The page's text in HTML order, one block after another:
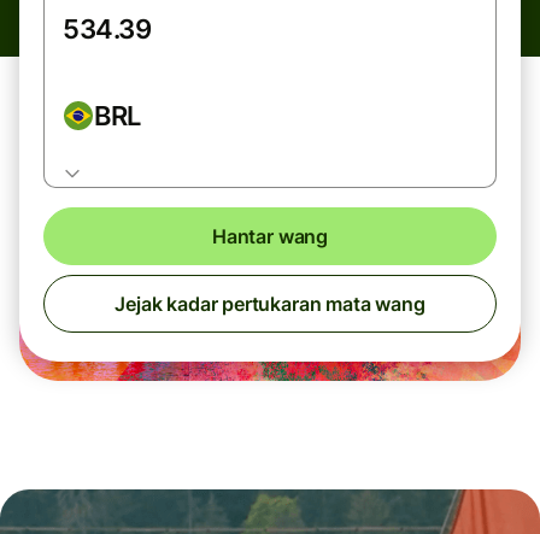
BRL
Hantar wang
Jejak kadar pertukaran mata wang